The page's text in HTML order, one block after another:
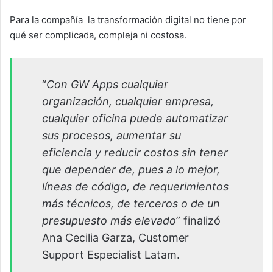
Para la compañía la transformación digital no tiene por
qué ser complicada, compleja ni costosa.
“Con GW Apps cualquier
organización, cualquier empresa,
cualquier oficina puede automatizar
sus procesos, aumentar su
eficiencia y reducir costos sin tener
que depender de, pues a lo mejor,
líneas de código, de requerimientos
más técnicos, de terceros o de un
presupuesto más elevado” finalizó
Ana Cecilia Garza, Customer
Support Especialist Latam.